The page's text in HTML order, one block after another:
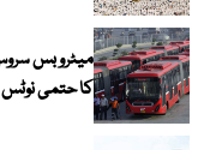
کا حتمی نوٹس